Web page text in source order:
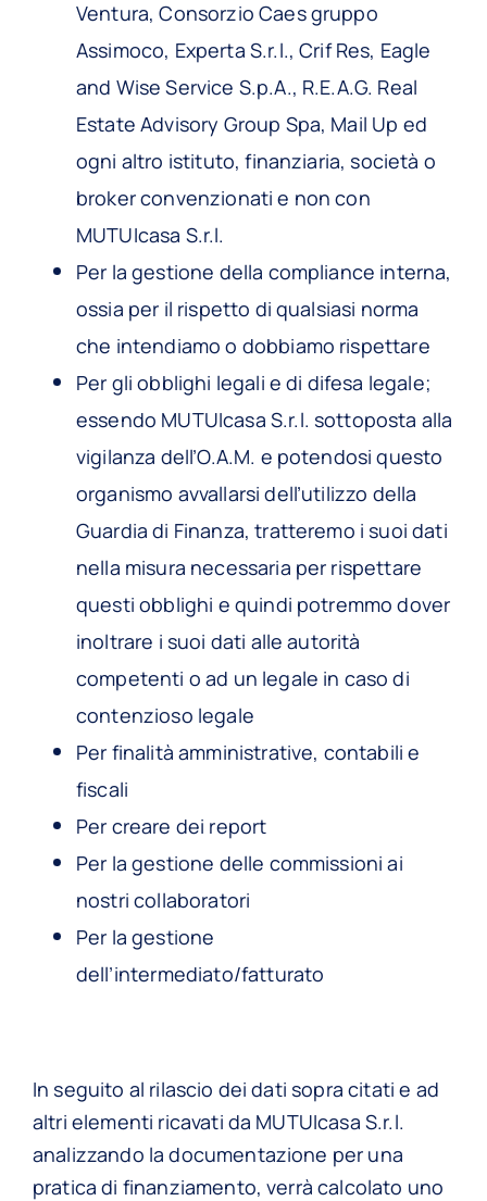
Ventura, Consorzio Caes gruppo
Assimoco, Experta S.r.l., Crif Res, Eagle
and Wise Service S.p.A., R.E.A.G. Real
Estate Advisory Group Spa, Mail Up ed
ogni altro istituto, finanziaria, società o
broker convenzionati e non con
MUTUIcasa S.r.l.
Per la gestione della compliance interna,
ossia per il rispetto di qualsiasi norma
che intendiamo o dobbiamo rispettare
Per gli obblighi legali e di difesa legale;
essendo MUTUIcasa S.r.l. sottoposta alla
vigilanza dell’O.A.M. e potendosi questo
organismo avvallarsi dell’utilizzo della
Guardia di Finanza, tratteremo i suoi dati
nella misura necessaria per rispettare
questi obblighi e quindi potremmo dover
inoltrare i suoi dati alle autorità
competenti o ad un legale in caso di
contenzioso legale
Per finalità amministrative, contabili e
fiscali
Per creare dei report
Per la gestione delle commissioni ai
nostri collaboratori
Per la gestione
dell’intermediato/fatturato
In seguito al rilascio dei dati sopra citati e ad
altri elementi ricavati da MUTUIcasa S.r.l.
analizzando la documentazione per una
pratica di finanziamento, verrà calcolato uno